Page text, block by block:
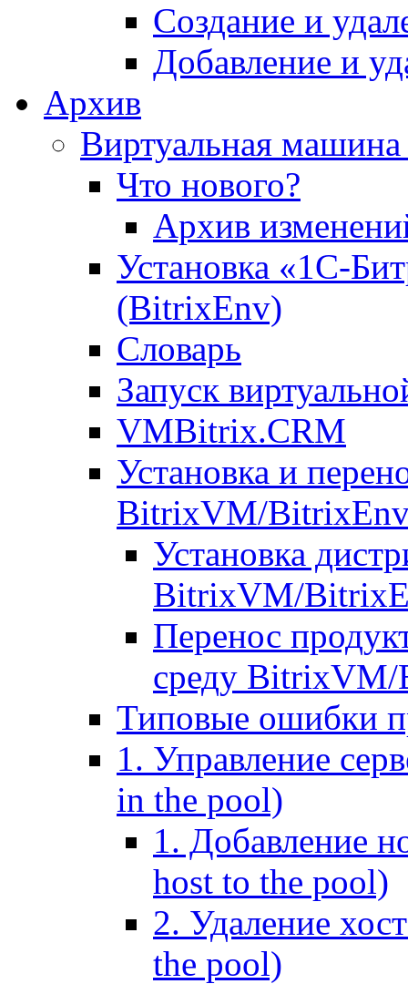
Создание и
Добавление и
Архив
Виртуальная
Что нового?
Архив
Установка «1С-
(BitrixEnv)
Словарь
Запуск
VMBitrix.CRM
Установка и
BitrixVM/
Установка
BitrixVM/
Перенос
среду
Типовые ошибки
1. Управление
in the pool)
1. Добавление
host to the pool)
2. Удаление
the pool)